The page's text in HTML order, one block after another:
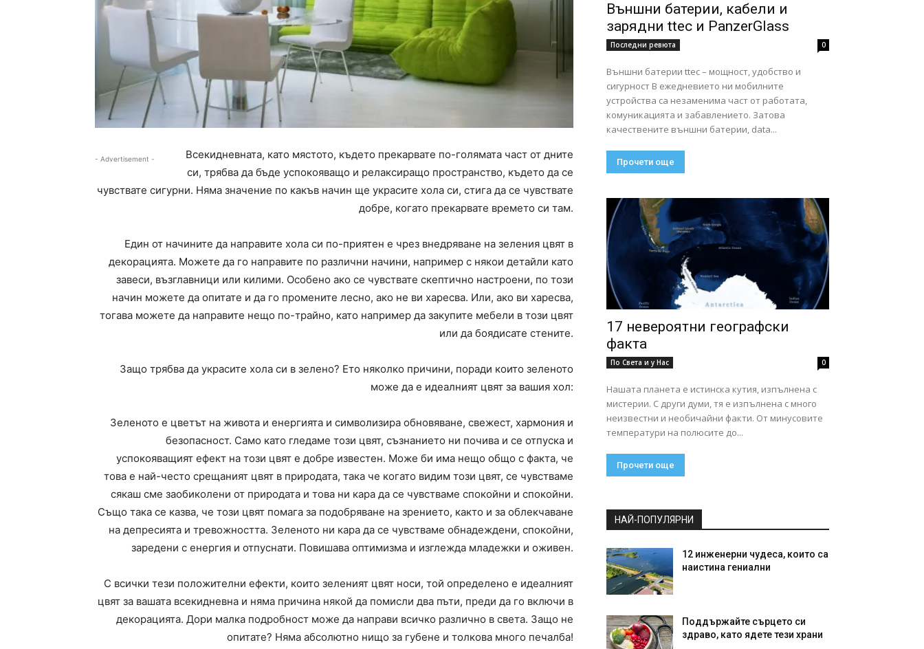
- Advertisement -
Всекидневната, като мястото, където прекарвате по-голямата част от дните
си, трябва да бъде успокояващо и релаксиращо пространство, където да се
чувствате сигурни. Няма значение по какъв начин ще украсите хола си, стига да се чувствате
добре, когато прекарвате времето си там.
Един от начините да направите хола си по-приятен е чрез внедряване на зеления цвят в
декорацията. Можете да го направите по различни начини, например с някои детайли като
завеси, възглавници или килими. Особено ако се чувствате скептично настроени, по този
начин можете да опитате и да го промените лесно, ако не ви харесва. Или, ако ви харесва,
тогава можете да направите нещо по-трайно, като например да закупите мебели в този цвят
или да боядисате стените.
Защо трябва да украсите хола си в зелено? Ето няколко причини, поради които зеленото
може да е идеалният цвят за вашия хол:
Зеленото е цветът на живота и енергията и символизира обновяване, свежест, хармония и
безопасност. Само като гледаме този цвят, съзнанието ни почива и се отпуска и
успокояващият ефект на този цвят е добре известен. Може би има нещо общо с факта, че
това е най-често срещаният цвят в природата, така че когато видим този цвят, се чувстваме
сякаш сме заобиколени от природата и това ни кара да се чувстваме спокойни и спокойни.
Също така се казва, че този цвят помага за подобряване на зрението, както и за облекчаване
на депресията и тревожността. Зеленото ни кара да се чувстваме обнадеждени, спокойни,
заредени с енергия и отпуснати. Повишава оптимизма и изглежда младежки и оживен.
С всички тези положителни ефекти, които зеленият цвят носи, той определено е идеалният
цвят за вашата всекидневна и няма причина някой да помисли два пъти, преди да го включи в
декорацията. Дори малка подробност може да направи всичко различно в света. Защо не
опитате? Няма абсолютно нищо за губене и толкова много печалба!
Външни батерии, кабели и
зарядни ttec и PanzerGlass
Последни ревюта 0
Външни батерии ttec – мощност, удобство и
сигурност В ежедневието ни мобилните
устройства са незаменима част от работата,
комуникацията и забавлението. Затова
качествените външни батерии, data...
Прочети още
17 невероятни географски
факта
По Света и у Нас 0
Нашата планета е истинска кутия, изпълнена с
мистерии. С други думи, тя е изпълнена с много
неизвестни и необичайни факти. От минусовите
температури на полюсите до...
Прочети още
НАЙ-ПОПУЛЯРНИ
12 инженерни чудеса, които са
наистина гениални
Поддържайте сърцето си
здраво, като ядете тези храни